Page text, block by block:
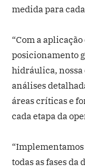
medida para
“Com a
posicionamento
hidráulica, nossa
análises
áreas críticas e
cada etapa da
todas as fases da